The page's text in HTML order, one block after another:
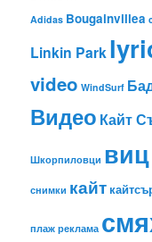
Adidas Bougainvillea
Linkin Park
video WindSurf
Видео Кайт
Шкорпиловци виц
снимки кайт
плаж реклама